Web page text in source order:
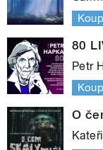
80
Petr
O